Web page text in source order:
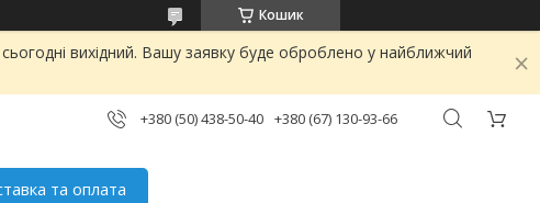
Кошик
вихідний. Вашу заявку буде оброблено у найближчий
+380 (50) 438-50-40 +380 (67) 130-93-66
та оплата